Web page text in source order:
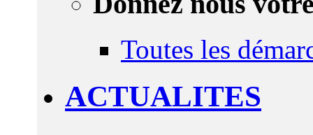
Toutes les
ACTUALITES